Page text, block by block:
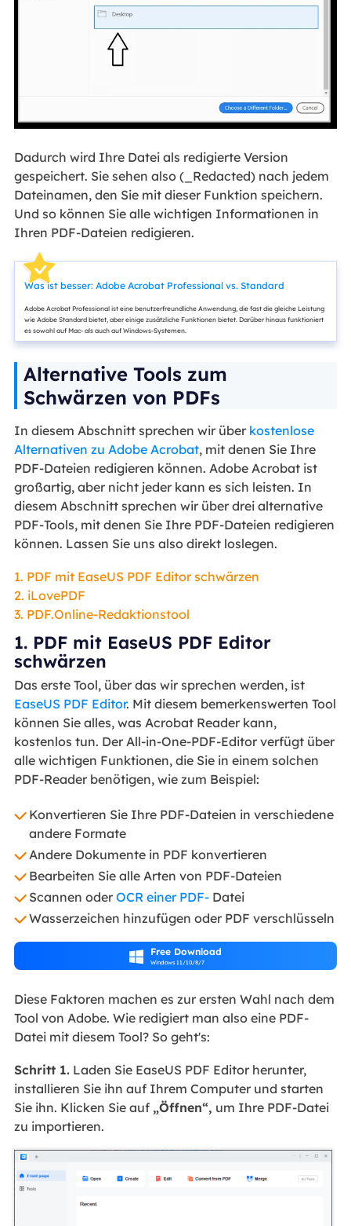
Dadurch wird Ihre Datei als redigierte Version
gespeichert. Sie sehen also (_Redacted) nach jedem
Dateinamen, den Sie mit dieser Funktion speichern.
Und so können Sie alle wichtigen Informationen in
Ihren PDF-Dateien redigieren.
Was ist besser: Adobe Acrobat Professional vs. Standard
Adobe Acrobat Professional ist eine benutzerfreundliche Anwendung, die fast die gleiche Leistung
wie Adobe Standard bietet, aber einige zusätzliche Funktionen bietet. Darüber hinaus funktioniert
es sowohl auf Mac- als auch auf Windows-Systemen.
Alternative Tools zum
Schwärzen von PDFs
In diesem Abschnitt sprechen wir über kostenlose
Alternativen zu Adobe Acrobat, mit denen Sie Ihre
PDF-Dateien redigieren können. Adobe Acrobat ist
großartig, aber nicht jeder kann es sich leisten. In
diesem Abschnitt sprechen wir über drei alternative
PDF-Tools, mit denen Sie Ihre PDF-Dateien redigieren
können. Lassen Sie uns also direkt loslegen.
1. PDF mit EaseUS PDF Editor schwärzen
2. iLovePDF
3. PDF.Online-Redaktionstool
1. PDF mit EaseUS PDF Editor
schwärzen
Das erste Tool, über das wir sprechen werden, ist
EaseUS PDF Editor. Mit diesem bemerkenswerten Tool
können Sie alles, was Acrobat Reader kann,
kostenlos tun. Der All-in-One-PDF-Editor verfügt über
alle wichtigen Funktionen, die Sie in einem solchen
PDF-Reader benötigen, wie zum Beispiel:
Konvertieren Sie Ihre PDF-Dateien in verschiedene
andere Formate
Andere Dokumente in PDF konvertieren
Bearbeiten Sie alle Arten von PDF-Dateien
Scannen oderOCR einer PDF- Datei
Wasserzeichen hinzufügen oder PDF verschlüsseln
 Free Download
Windows 11/10/8/7
Diese Faktoren machen es zur ersten Wahl nach dem
Tool von Adobe. Wie redigiert man also eine PDF-
Datei mit diesem Tool? So geht's:
Schritt 1.Laden Sie EaseUS PDF Editor herunter,
installieren Sie ihn auf Ihrem Computer und starten
Sie ihn. Klicken Sie auf „Öffnen“, um Ihre PDF-Datei
zu importieren.